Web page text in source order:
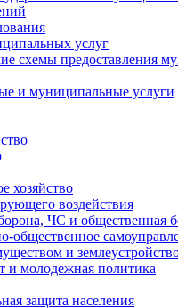
услуг
схемы предоставления
и муниципальные услуги
хозяйство
воздействия
ЧС и общественная
общественное
и
и молодежная политика
защита населения